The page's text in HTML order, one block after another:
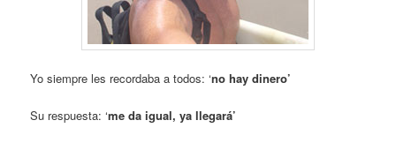
Yo siempre les recordaba a todos: ‘no hay dinero’
Su respuesta: ‘me da igual, ya llegará’